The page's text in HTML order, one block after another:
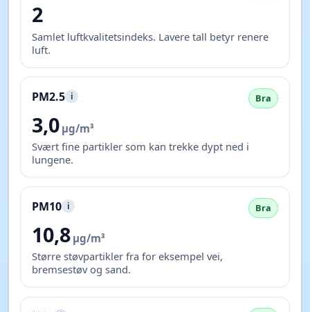
2
Samlet luftkvalitetsindeks. Lavere tall betyr renere
luft.
PM2.5 i Bra
3,0 µg/m³
Svært fine partikler som kan trekke dypt ned i
lungene.
PM10 i Bra
10,8 µg/m³
Større støvpartikler fra for eksempel vei,
bremsestøv og sand.